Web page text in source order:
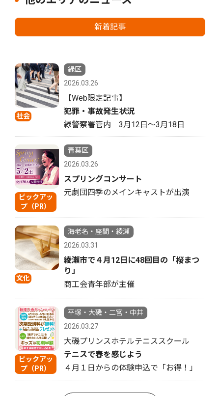
新着記事
社会
緑区
2026.03.26
【Web限定記事】
犯罪・事故発生状況
緑警察署管内 3月12日〜3月18日
ピックアッ
プ（PR）
青葉区
2026.03.26
スプリングコンサート
元劇団四季のメインキャストが出演
文化
海老名・座間・綾瀬
2026.03.31
綾瀬市で４月12日に48回目の「桜まつ
り」
商工会青年部が主催
ピックアッ
プ（PR）
平塚・大磯・二宮・中井
2026.03.27
大磯プリンスホテルテニススクール
テニスで春を感じよう
４月１日からの体験申込で「お得！」